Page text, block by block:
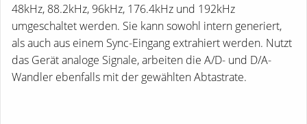
48kHz, 88.2kHz, 96kHz, 176.4kHz und 192kHz
umgeschaltet werden. Sie kann sowohl intern generiert,
als auch aus einem Sync-Eingang extrahiert werden. Nutzt
das Gerät analoge Signale, arbeiten die A/D- und D/A-
Wandler ebenfalls mit der gewählten Abtastrate.